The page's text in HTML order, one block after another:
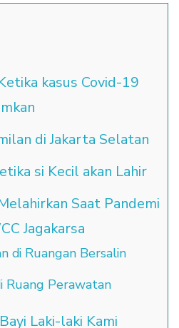
kasus Covid-19
di Jakarta Selatan
si Kecil akan Lahir
Saat Pandemi
Jagakarsa
di Ruangan Bersalin
Ruang Perawatan
Laki-laki Kami